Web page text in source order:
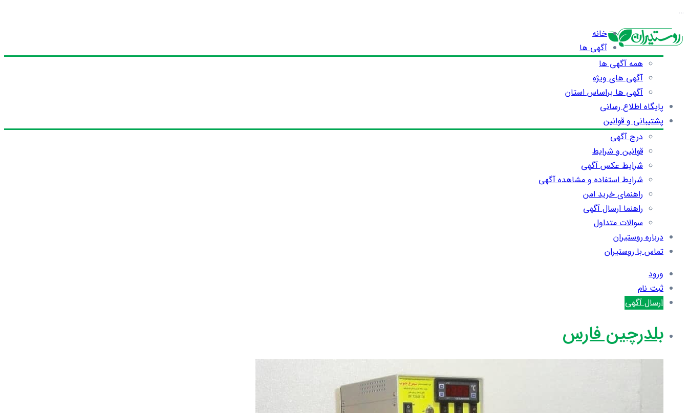
…
خانه
آگهی ها
همه آگهی ها
آگهی های ویژه
آگهی ها براساس استان
پایگاه اطلاع رسانی
پشتیبانی و قوانین
درج آگهی
قوانین و شرایط
شرایط عکس آگهی
شرایط استفاده و مشاهده آگهی
راهنمای خرید امن
راهنما ارسال آگهی
سوالات متداول
درباره روستیران
تماس با روستیران
ورود
ثبت نام
ارسال آگهی
بلدرچین فارس